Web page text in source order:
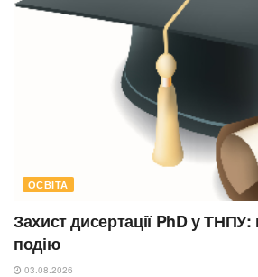
ОСВІТА
Захист дисертації PhD у
подію
03.08.2026